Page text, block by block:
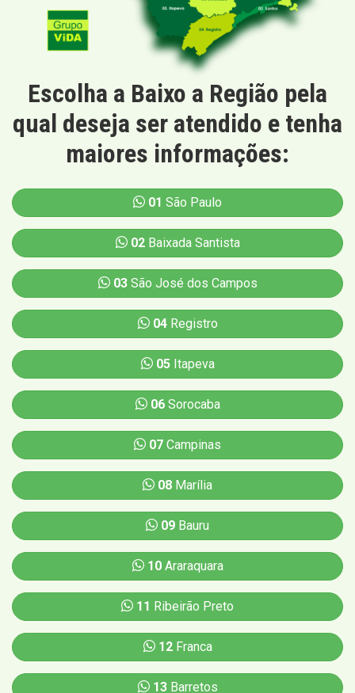
Escolha a Baixo a Região pela
qual deseja ser atendido e tenha
maiores informações:
01 São Paulo
02Baixada Santista
03São José dos Campos
04Registro
05Itapeva
06Sorocaba
07 Campinas
08 Marília
09 Bauru
10Araraquara
11 Ribeirão Preto
12Franca
13Barretos